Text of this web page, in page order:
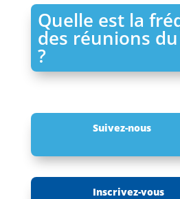
Quelle est la
des réunions
?
Suivez-nous
Inscrivez-vous